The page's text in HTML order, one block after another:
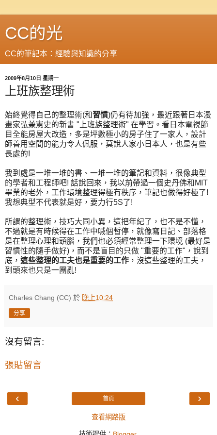
CC的光
CC的筆記本：經驗與知識的分享
2009年8月10日 星期一
上班族整理術
始終覺得自己的整理術(和習慣)仍有待加強，最近跟著日本漫
畫家弘兼憲史的新書 "上班族整理術" 在學習。看日本電視節
目全能房屋大改造，多是坪數極小的房子住了一家人，設計
師善用空間的能力令人佩服，莫說人家小日本人，也是有些
長處的!
我到處是一堆一堆的書、一堆一堆的筆記和資料，很像典型
的學者和工程師吧! 話說回來，我以前帶過一個史丹佛和MIT
畢業的老外，工作環境整理得極有秩序，筆記也做得好極了!
我想典型不代表就是好，要力行5S了!
所謂的整理術，技巧大同小異，這把年紀了，也不是不懂，
不過就是有時候得在工作中喊個暫停，就像寫日記、部落格
是在整理心理和頭腦，我們也必須經常整理一下環境 (最好是
習慣性的隨手做好)，而不是盲目的只做 "重要的工作"，說到
底， 這些整理的工夫也是重要的工作 ，沒這些整理的工夫，
到頭來也只是一團亂!
Charles Chang (CC) 於 晚上10:24
分享
沒有留言:
張貼留言
‹ ›
首頁
查看網路版